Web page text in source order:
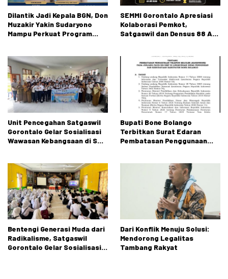
Dilantik Jadi Kepala BGN, Don
Muzakir Yakin Sudaryono
Mampu Perkuat Program
SEMMI Gorontalo Apresiasi
Kolaborasi Pemkot,
Satgaswil dan Densus 88 AT
Unit Pencegahan Satgaswil
Gorontalo Gelar Sosialisasi
Wawasan Kebangsaan di SMP
Bupati Bone Bolango
Terbitkan Surat Edaran
Pembatasan Penggunaan
Bentengi Generasi Muda dari
Radikalisme, Satgaswil
Gorontalo Gelar Sosialisasi
Dari Konflik Menuju Solusi:
Mendorong Legalitas
Tambang Rakyat